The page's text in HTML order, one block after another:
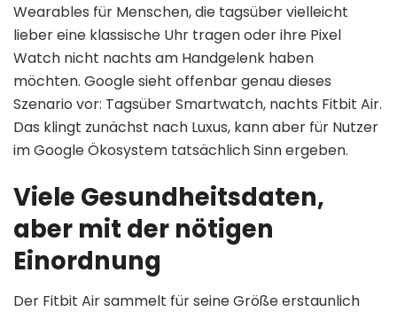
Wearables für Menschen, die tagsüber vielleicht
lieber eine klassische Uhr tragen oder ihre Pixel
Watch nicht nachts am Handgelenk haben
möchten. Google sieht offenbar genau dieses
Szenario vor: Tagsüber Smartwatch, nachts Fitbit Air.
Das klingt zunächst nach Luxus, kann aber für Nutzer
im Google Ökosystem tatsächlich Sinn ergeben.
Viele Gesundheitsdaten,
aber mit der nötigen
Einordnung
Der Fitbit Air sammelt für seine Größe erstaunlich